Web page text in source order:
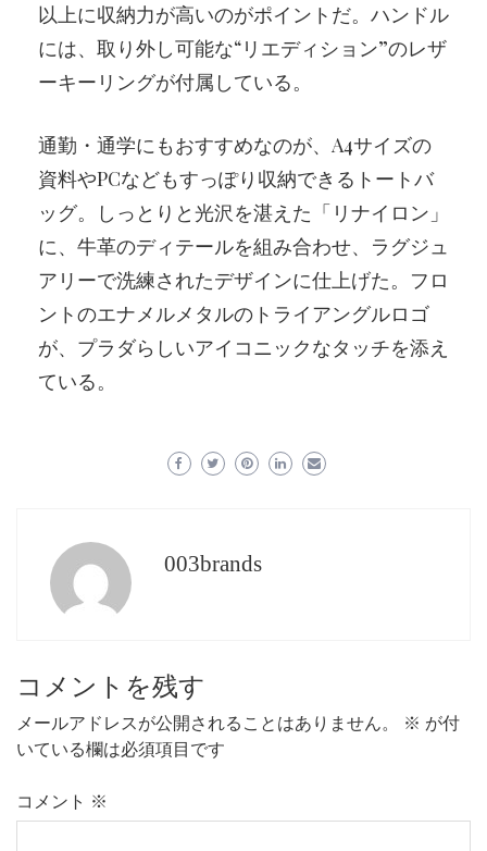
以上に収納力が高いのがポイントだ。ハンドル
には、取り外し可能な“リエディション”のレザ
ーキーリングが付属している。
通勤・通学にもおすすめなのが、A4サイズの
資料やPCなどもすっぽり収納できるトートバ
ッグ。しっとりと光沢を湛えた「リナイロン」
に、牛革のディテールを組み合わせ、ラグジュ
アリーで洗練されたデザインに仕上げた。フロ
ントのエナメルメタルのトライアングルロゴ
が、プラダらしいアイコニックなタッチを添え
ている。
003brands
コメントを残す
メールアドレスが公開されることはありません。 ※ が付
いている欄は必須項目です
コメント ※